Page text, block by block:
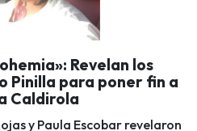
Revelan los
Pinilla para poner fin a
Caldirola
y Paula Escobar revelaron